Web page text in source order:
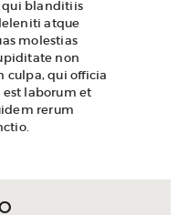
qui blanditiis
atque
molestias
non
culpa, qui officia
laborum et
rerum